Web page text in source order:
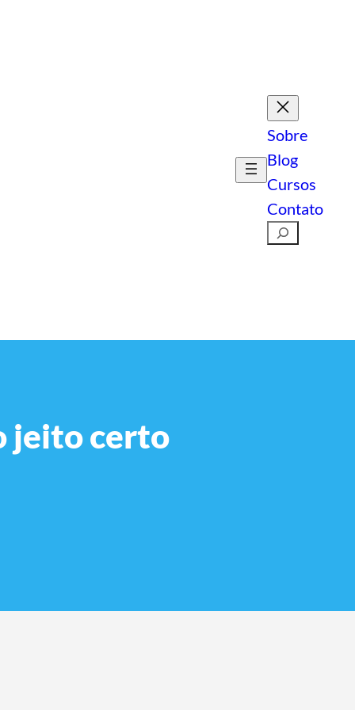
Sobre
Blog
Cursos
Contato
Pesquisar
jeito certo